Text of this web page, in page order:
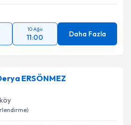
10 Ağu
11:00 Daha Fazla
ERSÖNMEZ